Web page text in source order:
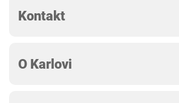
Kontakt
O Karlovi